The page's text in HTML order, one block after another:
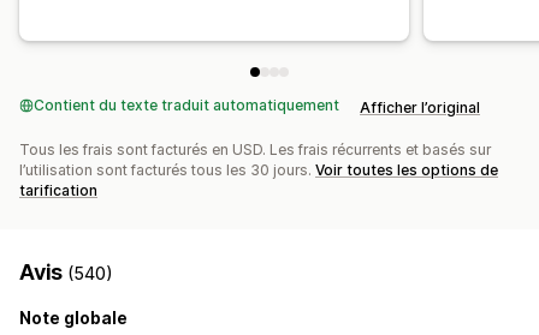
Contient du texte traduit automatiquement Afficher l’original
Tous les frais sont facturés en USD. Les frais récurrents et basés sur
l’utilisation sont facturés tous les 30 jours. Voir toutes les options de
tarification
Avis (540)
Note globale